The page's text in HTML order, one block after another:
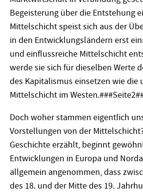
Begeisterung über die Entstehung
Mittelschicht speist sich aus der
in den Entwicklungsländern erst
und einflussreiche Mittelschicht
werde sie sich für dieselben Werte
des Kapitalismus einsetzen wie die
Mittelschicht im
Doch woher stammen eigentlich
Vorstellungen von der
Geschichte erzählt, beginnt
Entwicklungen in Europa und
allgemein angenommen, dass
des 18. und der Mitte des 19.